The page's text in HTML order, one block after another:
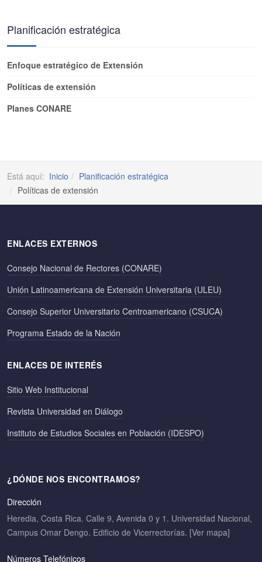
Planificación estratégica
Enfoque estratégico de Extensión
Políticas de extensión
Planes CONARE
Está aquí: Inicio
Planificación estratégica
Políticas de extensión
ENLACES EXTERNOS
Consejo Nacional de Rectores (CONARE)
Unión Latinoamericana de Extensión Universitaria (ULEU)
Consejo Superior Universitario Centroamericano (CSUCA)
Programa Estado de la Nación
ENLACES DE INTERÉS
Sitio Web Institucional
Revista Universidad en Diálogo
Instituto de Estudios Sociales en Población (IDESPO)
¿DÓNDE NOS ENCONTRAMOS?
Dirección
Heredia, Costa Rica. Calle 9, Avenida 0 y 1. Universidad Nacional,
Campus Omar Dengo. Edificio de Vicerrectorías. [Ver mapa]
Números Telefónicos